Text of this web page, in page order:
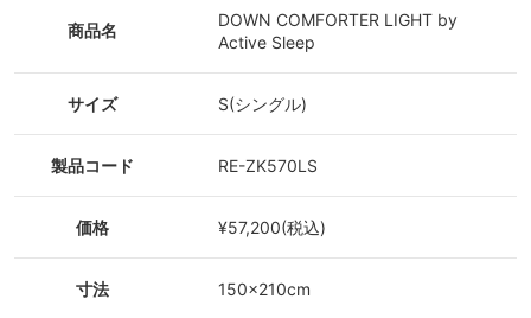
商品名
DOWN COMFORTER LIGHT by
Active Sleep
サイズ S(シングル)
製品コード RE-ZK570LS
価格 ¥57,200(税込)
寸法 150×210cm